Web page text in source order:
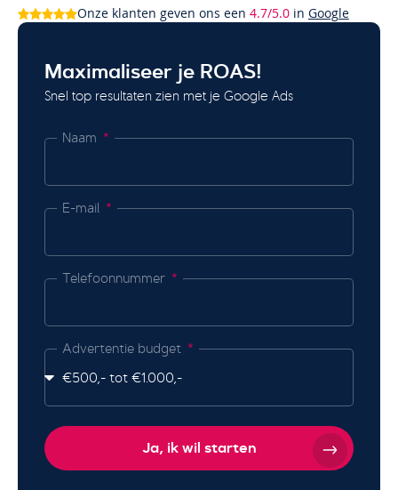
Onze klanten geven ons een 4.7/5.0in Google
Maximaliseer je ROAS!
Snel top resultaten zien met je Google Ads
Naam
E-mail
Telefoonnummer
Advertentie budget
Ja, ik wil starten